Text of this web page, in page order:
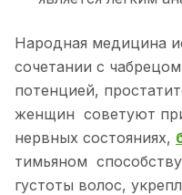
Народная медицина
сочетании с
потенцией,
женщин советуют
нервных состояниях,
тимьяном
густоты волос,